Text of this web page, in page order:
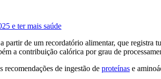
e ter mais saúde
de um recordatório alimentar, que registra
a contribuição calórica por grau de
recomendações de ingestão de proteínas e